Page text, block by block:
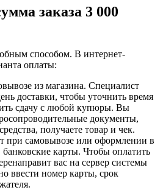
заказа 3 000
способом. В интернет-
оплаты:
из магазина. Специалист
доставки, чтобы уточнить время
сдачу с любой купюры. Вы
документы,
получаете товар и чек.
при самовывозе или оформлении в
банковские карты. Чтобы оплатить
вас на сервер системы
ввести номер карты, срок